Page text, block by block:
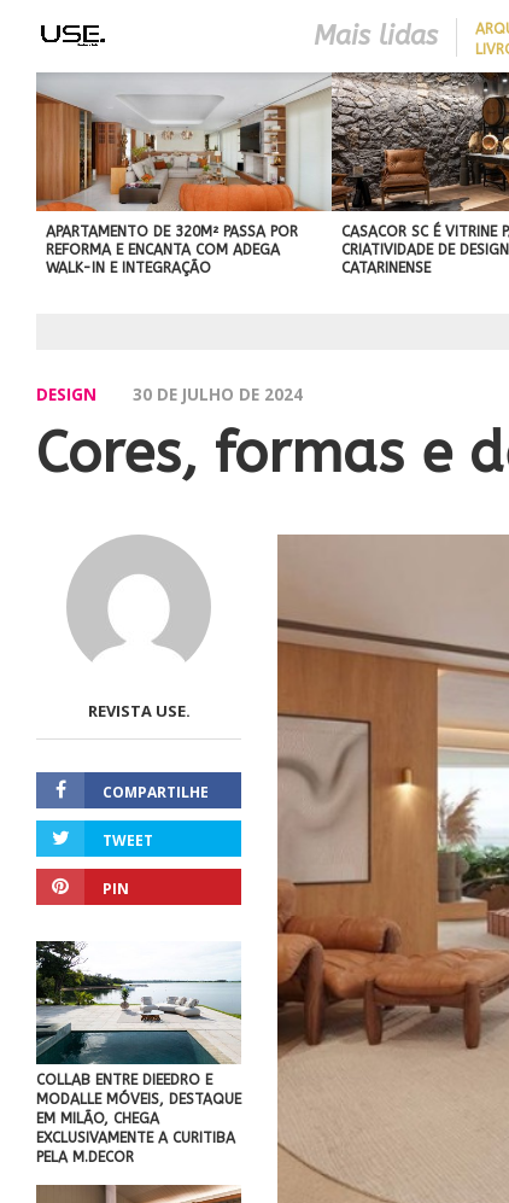
Mais lidas
EM
SEM
BEST IN SHOW
ABIMAD’42 DESTACA
BRASILEIRO E
NO MERCADO
APARTAMENTO DE 320M² PASSA POR
REFORMA E ENCANTA COM ADEGA
WALK-IN E INTEGRAÇÃO
CASACOR SC É VITRINE
CRIATIVIDADE DE
CATARINENSE
DESIGN 30 DE JULHO DE 2024
Cores, formas e
REVISTA USE.
COMPARTILHE
TWEET
PIN
COLLAB ENTRE DIEEDRO E
MODALLE MÓVEIS, DESTAQUE
EM MILÃO, CHEGA
EXCLUSIVAMENTE A CURITIBA
PELA M.DECOR